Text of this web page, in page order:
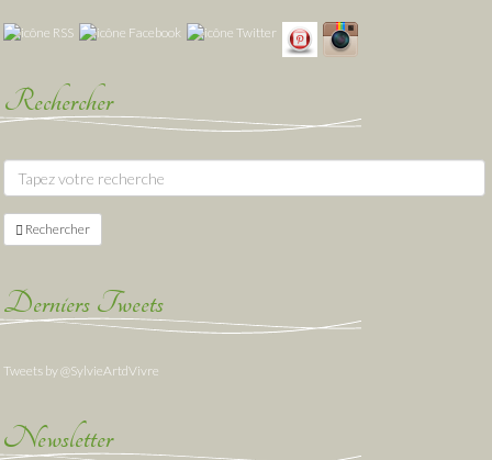
Rechercher
Rechercher
Derniers Tweets
Tweets by @SylvieArtdVivre
Newsletter